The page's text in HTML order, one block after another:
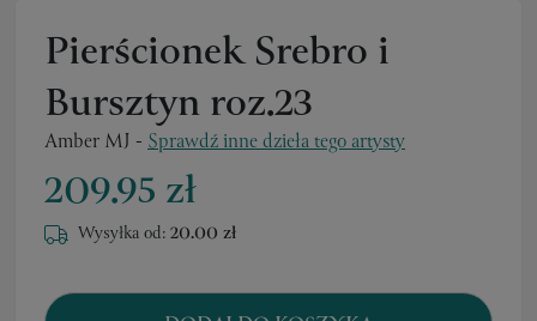
Pierścionek Srebro i
Bursztyn roz.23
Amber MJ - Sprawdź inne dzieła tego artysty
209.95 zł
Wysyłka od:20.00 zł